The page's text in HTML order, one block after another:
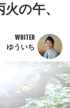
の午、
WRITER
ゆういち